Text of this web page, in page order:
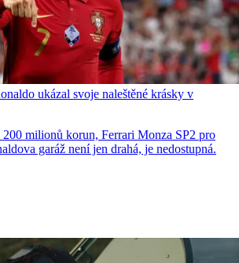
ukázal svoje naleštěné krásky v
milionů korun, Ferrari Monza SP2 pro
garáž není jen drahá, je nedostupná.